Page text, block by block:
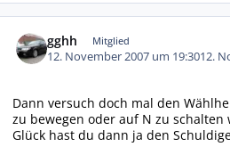
gghh Mitglied
12. November 2007 um 19:3012.
Dann versuch doch mal den
zu bewegen oder auf N zu
Glück hast du dann ja den